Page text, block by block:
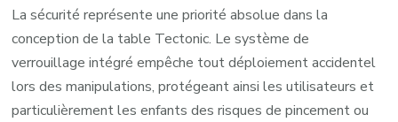
La sécurité représente une priorité absolue dans la
conception de la table Tectonic. Le système de
verrouillage intégré empêche tout déploiement accidentel
lors des manipulations, protégeant ainsi les utilisateurs et
particulièrement les enfants des risques de pincement ou